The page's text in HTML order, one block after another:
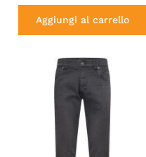
Aggiungi al carrello